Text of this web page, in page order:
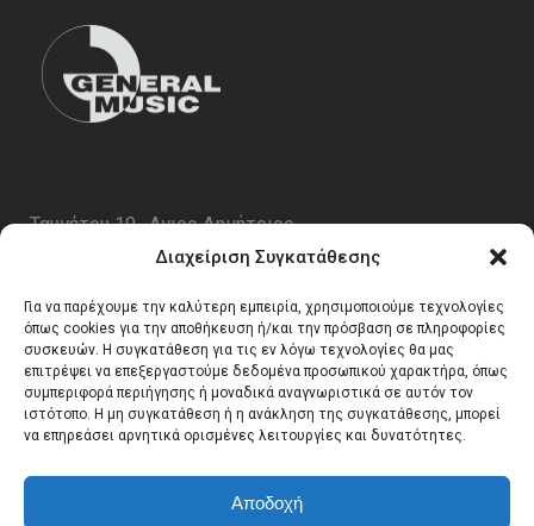
Διαχείριση Συγκατάθεσης
Για να παρέχουμε την καλύτερη εμπειρία, χρησιμοποιούμε τεχνολογίες
όπως cookies για την αποθήκευση ή/και την πρόσβαση σε πληροφορίες
συσκευών. Η συγκατάθεση για τις εν λόγω τεχνολογίες θα μας
επιτρέψει να επεξεργαστούμε δεδομένα προσωπικού χαρακτήρα, όπως
συμπεριφορά περιήγησης ή μοναδικά αναγνωριστικά σε αυτόν τον
ιστότοπο. Η μη συγκατάθεση ή η ανάκληση της συγκατάθεσης, μπορεί
να επηρεάσει αρνητικά ορισμένες λειτουργίες και δυνατότητες.
Αποδοχή
Ταυγέτου 19 , Αγιος Δημήτριος
email:info@generalmusic.gr
Ωρες Λειτουργίας:
Δευτέρα – Παρασκευή 10:00 – 17:00